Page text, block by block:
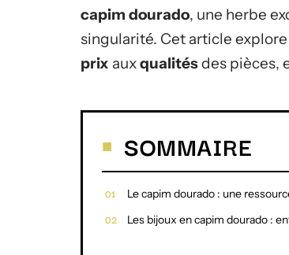
capim dourado, une herbe
singularité. Cet article
prix auxqualitésdes pièces,
SOMMAIRE
Le capim dourado : une
Les bijoux en capim dourado :